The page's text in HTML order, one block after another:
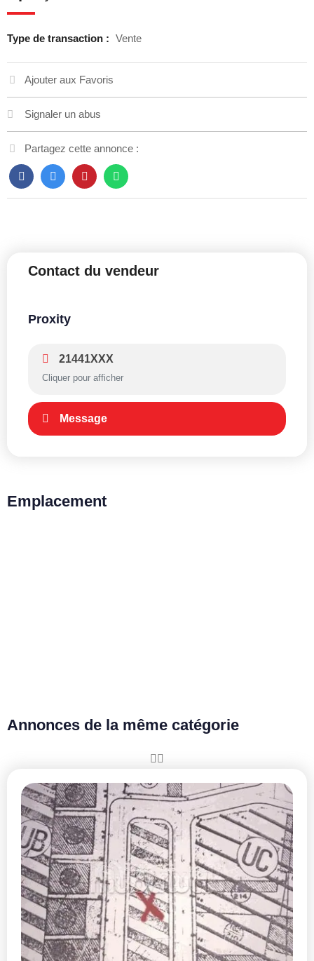
Type de transaction : Vente
Ajouter aux Favoris
Signaler un abus
Partagez cette annonce :
Contact du vendeur
Proxity
21441XXX
Cliquer pour afficher
Message
Emplacement
Annonces de la même catégorie